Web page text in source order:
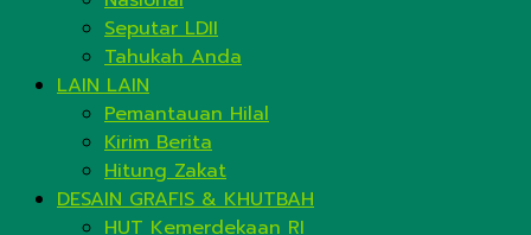
Seputar LDII
Tahukah Anda
LAIN LAIN
Pemantauan Hilal
Kirim Berita
Hitung Zakat
DESAIN GRAFIS & KHUTBAH
HUT Kemerdekaan RI